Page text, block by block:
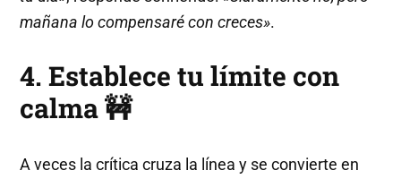
mañana lo compensaré con creces».
4. Establece tu límite con
calma 🚧
A veces la crítica cruza la línea y se convierte en